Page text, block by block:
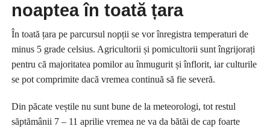
noaptea în toată țara
În toată țara pe parcursul nopții se vor înregistra temperaturi de
minus 5 grade celsius. Agricultorii și pomicultorii sunt îngrijorați
pentru că majoritatea pomilor au înmugurit și înflorit, iar culturile
se pot comprimite dacă vremea continuă să fie severă.
Din păcate veștile nu sunt bune de la meteorologi, tot restul
săptămânii 7 – 11 aprilie vremea ne va da bătăi de cap foarte